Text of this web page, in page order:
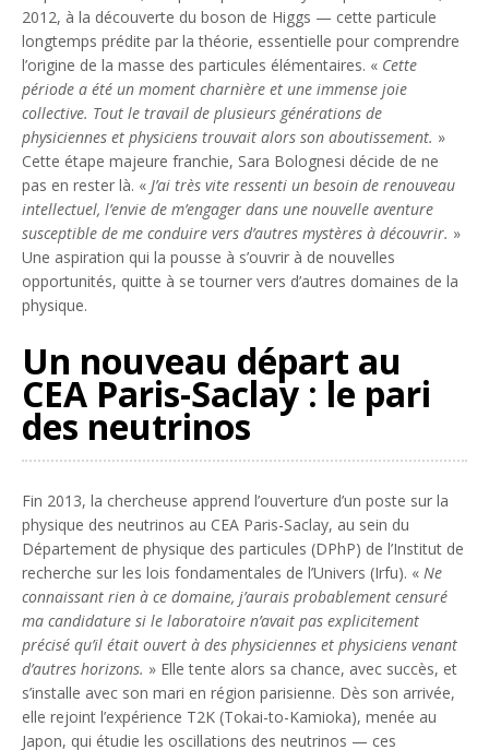
2012, à la découverte du boson de Higgs — cette particule
longtemps prédite par la théorie, essentielle pour comprendre
l’origine de la masse des particules élémentaires. « Cette
période a été un moment charnière et une immense joie
collective. Tout le travail de plusieurs générations de
physiciennes et physiciens trouvait alors son aboutissement. »
Cette étape majeure franchie, Sara Bolognesi décide de ne
pas en rester là. « J’ai très vite ressenti un besoin de renouveau
intellectuel, l’envie de m’engager dans une nouvelle aventure
susceptible de me conduire vers d’autres mystères à découvrir. »
Une aspiration qui la pousse à s’ouvrir à de nouvelles
opportunités, quitte à se tourner vers d’autres domaines de la
physique.
Un nouveau départ au
CEA Paris-Saclay : le pari
des neutrinos
Fin 2013, la chercheuse apprend l’ouverture d’un poste sur la
physique des neutrinos au CEA Paris-Saclay, au sein du
Département de physique des particules (DPhP) de l’Institut de
recherche sur les lois fondamentales de l’Univers (Irfu). « Ne
connaissant rien à ce domaine, j’aurais probablement censuré
ma candidature si le laboratoire n’avait pas explicitement
précisé qu’il était ouvert à des physiciennes et physiciens venant
d’autres horizons. » Elle tente alors sa chance, avec succès, et
s’installe avec son mari en région parisienne. Dès son arrivée,
elle rejoint l’expérience T2K (Tokai-to-Kamioka), menée au
Japon, qui étudie les oscillations des neutrinos — ces